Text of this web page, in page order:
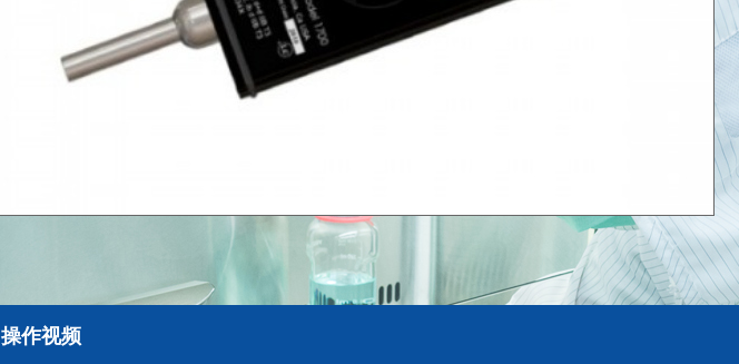
操作视频